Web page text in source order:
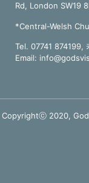
Rd, London SW19
*Central-Welsh
Tel. 07741 874199,
Email:
Copyrightⓒ 2020,